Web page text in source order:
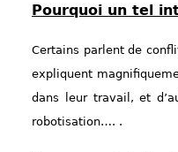
Pourquoi un tel
Certains parlent de
expliquent
dans leur travail, et
robotisation…. .